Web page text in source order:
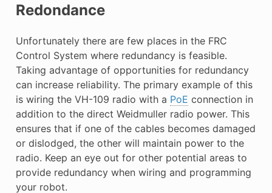
Redondance
Unfortunately there are few places in the FRC
Control System where redundancy is feasible.
Taking advantage of opportunities for redundancy
can increase reliability. The primary example of this
is wiring the VH-109 radio with a PoE connection in
addition to the direct Weidmuller radio power. This
ensures that if one of the cables becomes damaged
or dislodged, the other will maintain power to the
radio. Keep an eye out for other potential areas to
provide redundancy when wiring and programming
your robot.